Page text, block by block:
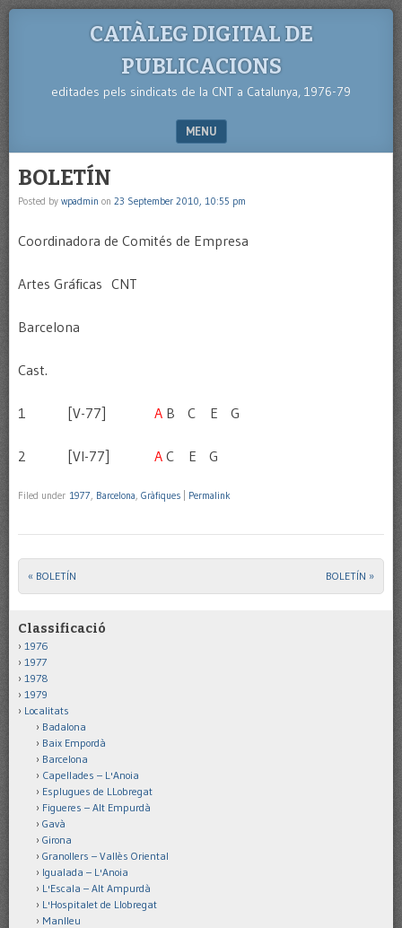
CATÀLEG DIGITAL DE
PUBLICACIONS
editades pels sindicats de la CNT a Catalunya, 1976-79
MENU
SKIP TO CONTENT
BOLETÍN
Posted by wpadmin on 23 September 2010, 10:55 pm
Coordinadora de Comités de Empresa
Artes Gráficas CNT
Barcelona
Cast.
1 [V-77] A B C E G
2 [VI-77] A C E G
Filed under 1977, Barcelona, Gràfiques Permalink
Post navigation
« BOLETÍN BOLETÍN »
Classificació
1976
1977
1978
1979
Localitats
Badalona
Baix Empordà
Barcelona
Capellades – L'Anoia
Esplugues de LLobregat
Figueres – Alt Empurdà
Gavà
Girona
Granollers – Vallès Oriental
Igualada – L'Anoia
L'Escala – Alt Ampurdà
L'Hospitalet de Llobregat
Manlleu